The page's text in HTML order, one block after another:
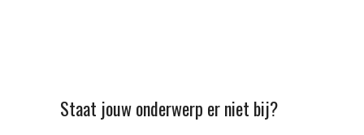
Staat jouw onderwerp er niet bij?